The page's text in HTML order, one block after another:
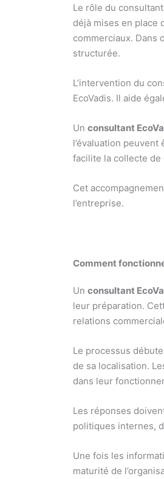
Le rôle du
déjà mises en place
commerciaux. Dans
structurée.
L’intervention du
EcoVadis. Il aide
Unconsultant
l’évaluation
facilite la collecte de
Cet
l’entreprise.
Comment
Unconsultant
leur préparation.
relations
Le processus
de sa localisation.
dans leur
Les réponses
politiques internes,
Une fois les
maturité de